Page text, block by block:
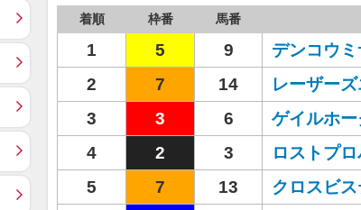
着順 枠番 馬番
1 5 9 デンコウ
2
7 14 レーザー
3
3 6 ゲイルホー
4
2 3 ロストプ
5
7 13 クロスビ